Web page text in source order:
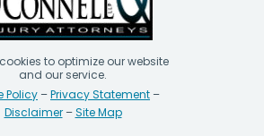
to optimize our website
and our service.
Policy –Privacy Statement –
Disclaimer–Site Map